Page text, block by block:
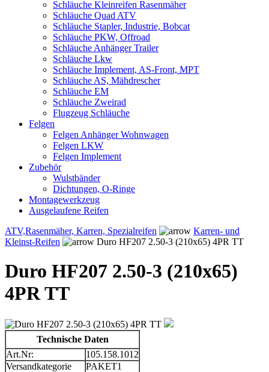
Schläuche Kleinreifen Rasenmäher
Schläuche Quad ATV
Schläuche Stapler, Industrie, Bobcat
Schläuche PKW, Offroad
Schläuche Anhänger Trailer
Schläuche Lkw
Schläuche Implement, AS-Front, MPT
Schläuche AS, Mähdrescher
Schläuche EM
Schläuche Zweirad
Flugzeug Schläuche
Felgen
Felgen Anhänger Wohnwagen
Felgen LKW
Felgen Implement
Zubehör
Wulstbänder
Dichtungen, O-Ringe
Montagewerkzeug
Ausgelaufene Reifen
ATV,Rasenmäher, Karren, Spezialreifen
Karren- und
Kleinst-Reifen
Duro HF207 2.50-3 (210x65) 4PR TT
Duro HF207 2.50-3 (210x65)
4PR TT
Technische Daten
Art.Nr:
105.158.1012
Versandkategorie
PAKET1